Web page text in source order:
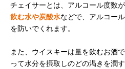
チェイサーとは、アルコール度数
飲む水や炭酸水などで、アルコー
を防いでくれます。
また、ウイスキーは量を飲むお酒
って水分を摂取しのどの渇きを潤